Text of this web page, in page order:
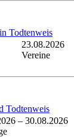
Todtenweis
23.08.2026
Vereine
Todtenweis
– 30.08.2026